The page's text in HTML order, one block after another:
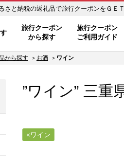
伊賀市【ワイン】のお礼の品一覧 ふるさと納税の返礼品で
旅行クーポン
から探す
旅行クーポン
ご利用ガイド
から探す お酒 ワイン
”ワイン” 三重
ワイン